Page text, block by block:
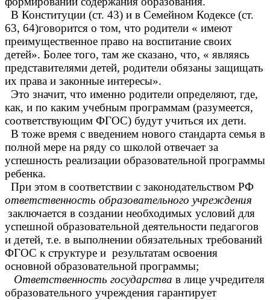
В Конституции (ст. 43) и в Семейном Кодексе (ст.
63, 64)говорится о том, что родители « имеют
преимущественное право на воспитание своих
детей». Более того, там же сказано, что, « являясь
представителями детей, родители обязаны защищать
их права и законные интересы».
Это значит, что именно родители определяют, где,
как, и по каким учебным программам (разумеется,
соответствующим ФГОС) будут учиться их дети.
В тоже время с введением нового стандарта семья в
полной мере на ряду со школой отвечает за
успешность реализации образовательной программы
ребенка.
При этом в соответствии с законодательством РФ
ответственность образовательного учреждения
заключается в создании необходимых условий для
успешной образовательной деятельности педагогов
и детей, т.е. в выполнении обязательных требований
ФГОС к структуре и результатам освоения
основной образовательной программы;
Ответственность государства в лице учредителя
образовательного учреждения гарантирует